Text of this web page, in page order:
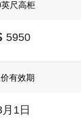
尺高柜
5950
有效期
月1日